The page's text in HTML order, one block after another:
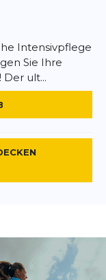
Intensivpflege
Sie Ihre
ult...